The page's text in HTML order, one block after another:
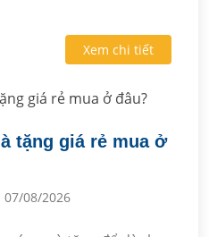
Xem chi tiết
tặng giá rẻ mua ở
07/08/2026